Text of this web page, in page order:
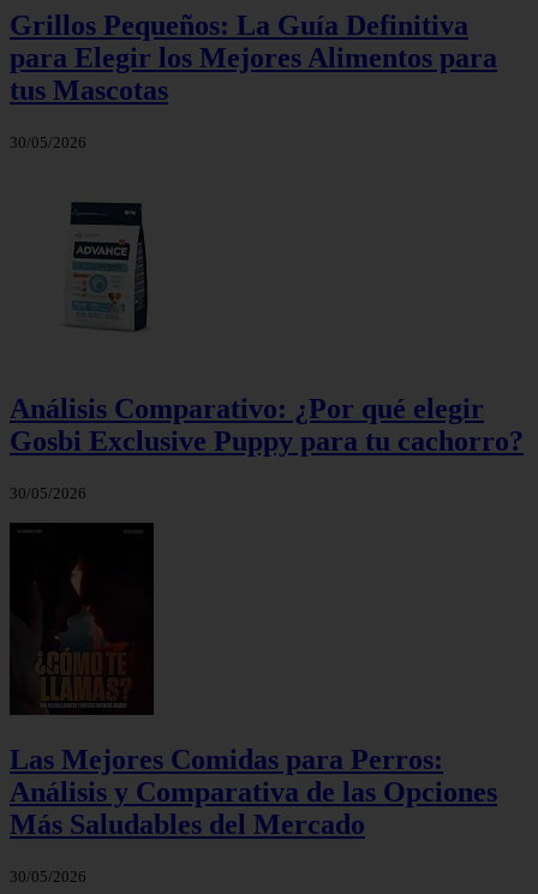
Grillos Pequeños: La Guía Definitiva
para Elegir los Mejores Alimentos para
tus Mascotas
30/05/2026
Análisis Comparativo: ¿Por qué elegir
Gosbi Exclusive Puppy para tu cachorro?
30/05/2026
Las Mejores Comidas para Perros:
Análisis y Comparativa de las Opciones
Más Saludables del Mercado
30/05/2026